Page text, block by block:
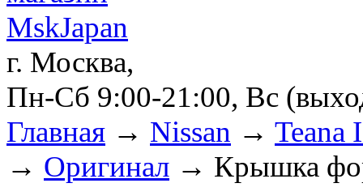
г. Москва,
Пн-Сб 9:00-21:00, Вс
Главная → Nissan → Teana
→ Оригинал → Крышка